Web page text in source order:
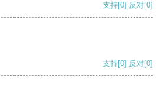
支持[0] 反对[0]
支持[0] 反对[0]